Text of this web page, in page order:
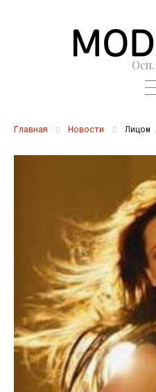
Осн.
Главная Новости Лицом